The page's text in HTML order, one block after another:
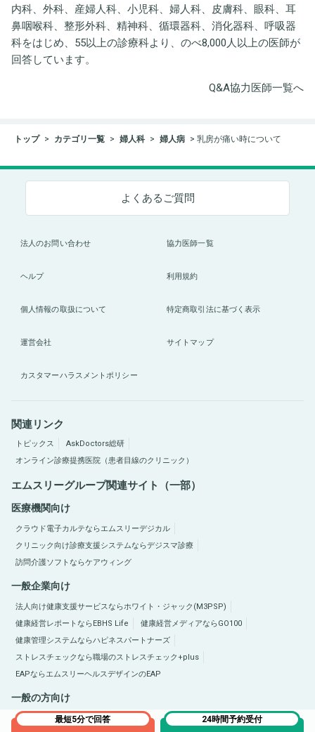
内科、外科、産婦人科、小児科、婦人科、皮膚科、眼科、耳
鼻咽喉科、整形外科、精神科、循環器科、消化器科、呼吸器
科をはじめ、55以上の診療科より、のべ8,000人以上の医師が
回答しています。
Q&A協力医師一覧へ
トップ カテゴリ一覧 婦人科 婦人病 乳房が痛い時について
最短5分で回答 24時間予約受付
よくあるご質問
法人のお問い合わせ 協力医師一覧
ヘルプ 利用規約
個人情報の取扱について 特定商取引法に基づく表示
運営会社 サイトマップ
カスタマーハラスメントポリシー
関連リンク
トピックス
AskDoctors総研
オンライン診療提携医院（患者目線のクリニック）
エムスリーグループ関連サイト（一部）
医療機関向け
クラウド電子カルテならエムスリーデジカル
クリニック向け診療支援システムならデジスマ診療
訪問介護ソフトならケアウィング
一般企業向け
法人向け健康支援サービスならホワイト・ジャック(M3PSP)
健康経営レポートならEBHS Life
健康経営メディアならGO100
健康管理システムならハピネスパートナーズ
ストレスチェックなら職場のストレスチェック+plus
EAPならエムスリーヘルスデザインのEAP
一般の方向け
医療総合サイトQLife（キューライフ） 肥満症総合サイトならひまんラボ